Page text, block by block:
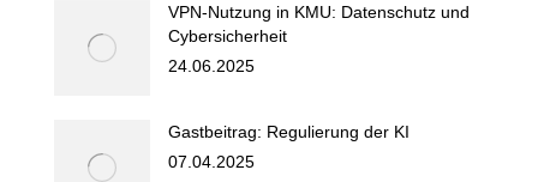
VPN-Nutzung in KMU: Datenschutz und
Cybersicherheit
24.06.2025
Gastbeitrag: Regulierung der KI
07.04.2025